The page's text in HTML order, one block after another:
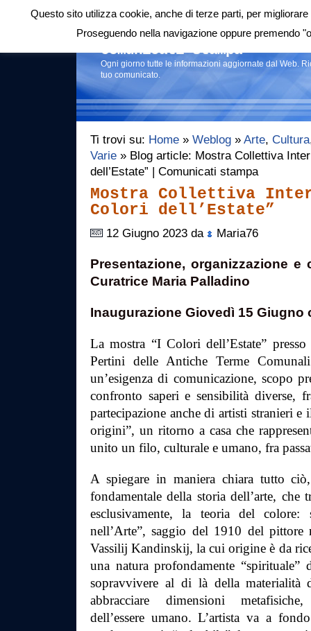
Login|RSS |
Comunicati stampa
Ogni giorno tutte le informazioni aggiornate dal Web.
tuo comunicato.
Ti trovi su: Home » Weblog » Arte, Cultura
Varie » Blog article: Mostra Collettiva
dell’Estate” | Comunicati stampa
Mostra Collettiva
Colori dell’Estate”
12 Giugno 2023 da Maria76
Presentazione, organizzazione e
Curatrice Maria Palladino
Inaugurazione Giovedì 15 Giugno
La mostra “I Colori dell’Estate”
Pertini delle Antiche Terme
un’esigenza di comunicazione, scopo
confronto saperi e sensibilità diverse,
partecipazione anche di artisti stranieri
origini”, un ritorno a casa che
unito un filo, culturale e umano, fra
A spiegare in maniera chiara tutto
fondamentale della storia dell’arte, che
esclusivamente, la teoria del
nell’Arte”, saggio del 1910 del pittore
Vassilij Kandinskij, la cui origine è da
una natura profondamente “spirituale”
sopravvivere al di là della materialità
abbracciare dimensioni
dell’essere umano. L’artista va a
Questo sito utilizza cookie, anche di terze parti, per
Proseguendo nella navigazione oppure premendo